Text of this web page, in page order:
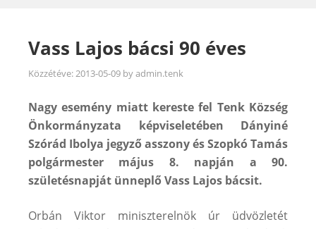
Vass Lajos bácsi 90 éves
Közzétéve:2013-05-09 byadmin.tenk
Nagy esemény miatt kereste fel Tenk Község
Önkormányzata képviseletében Dányiné
Szórád Ibolya jegyző asszony és Szopkó Tamás
polgármester május 8. napján a 90.
születésnapját ünneplő Vass Lajos bácsit.
Orbán Viktor miniszterelnök úr üdvözletét